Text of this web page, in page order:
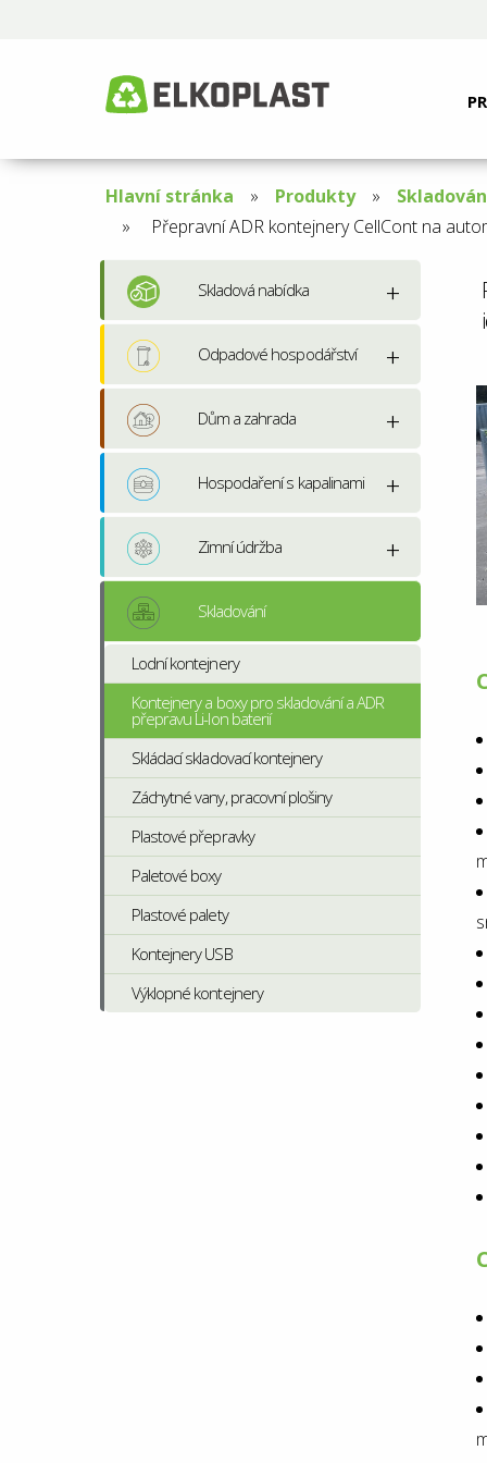
Hlavní stránka Produkty
Aktuální
stránka:
Přepravní ADR kontejnery CellCont na
Skladová nabídka
Odpadové hospodářství
Dům a zahrada
Hospodaření s kapalinami
Zimní údržba
Skladování
Lodní kontejnery
Kontejnery a boxy pro skladování a ADR
přepravu Li-Ion baterií
Skládací skladovací kontejnery
Záchytné vany, pracovní plošiny
Plastové přepravky
Paletové boxy
Plastové palety
Kontejnery USB
Výklopné kontejnery